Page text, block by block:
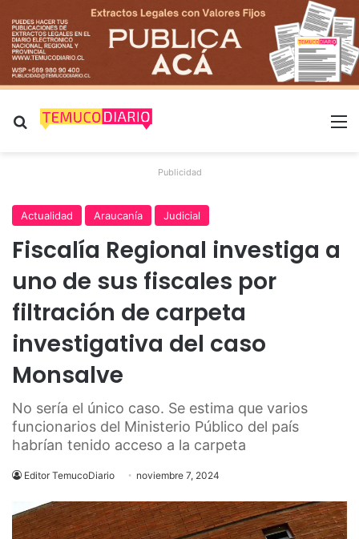
Buscar por
Publicidad
Actualidad Araucanía Judicial
Fiscalía Regional investiga a
uno de sus fiscales por
filtración de carpeta
investigativa del caso
Monsalve
No sería el único caso. Se estima que varios
funcionarios del Ministerio Público del país
habrían tenido acceso a la carpeta
Editor TemucoDiario noviembre 7, 2024